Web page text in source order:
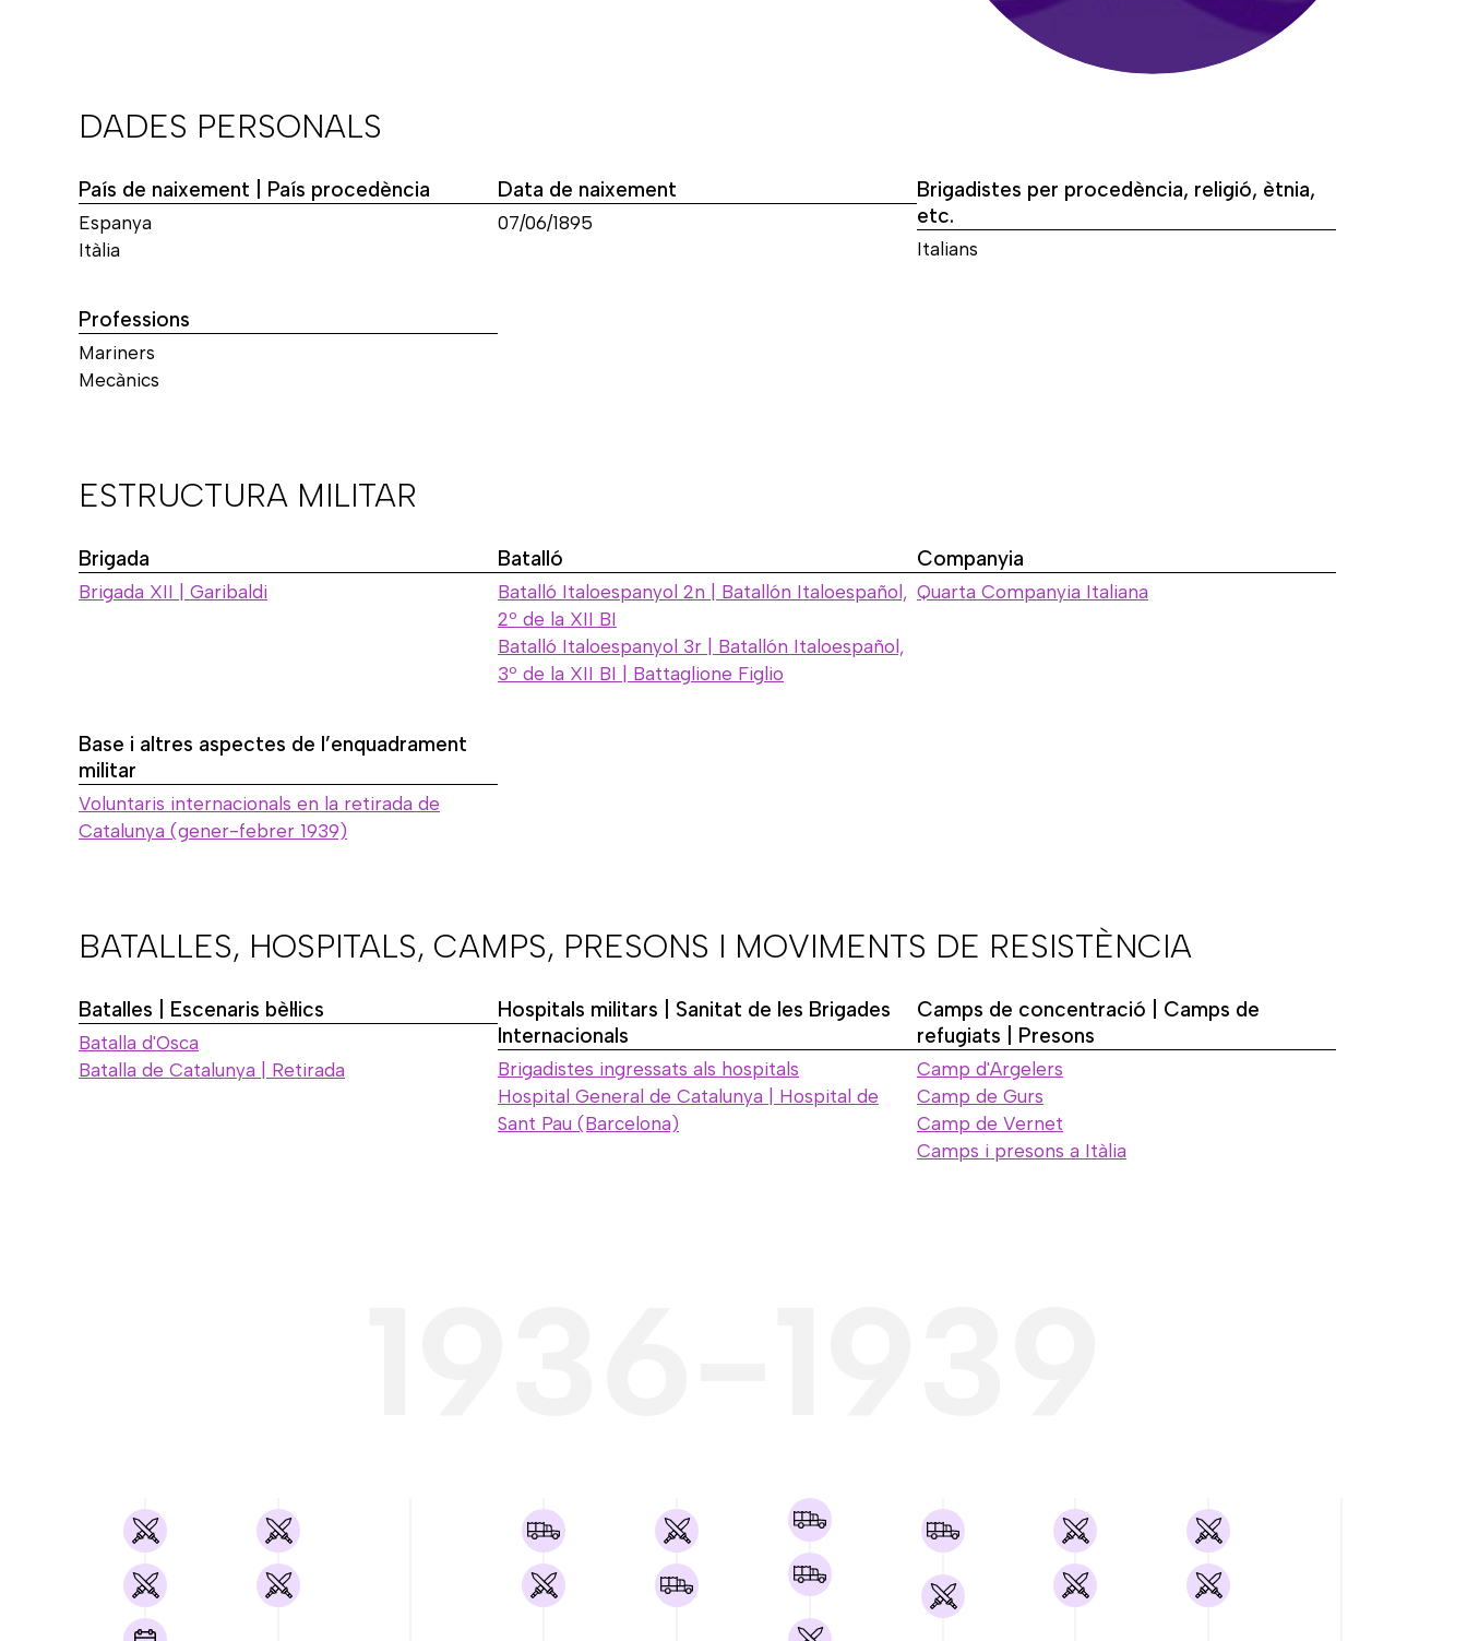
DADES PERSONALS
País de naixement | País procedència
Espanya
Itàlia
Data de naixement
07/06/1895
Brigadistes per procedència, religió, ètnia,
etc.
Italians
Professions
Mariners
Mecànics
ESTRUCTURA MILITAR
Brigada
Brigada XII | Garibaldi
Batalló
Batalló Italoespanyol 2n | Batallón Italoespañol,
2º de la XII BI
Batalló Italoespanyol 3r | Batallón Italoespañol,
3º de la XII BI | Battaglione Figlio
Companyia
Quarta Companyia Italiana
Base i altres aspectes de l’enquadrament
militar
Voluntaris internacionals en la retirada de
Catalunya (gener-febrer 1939)
BATALLES, HOSPITALS, CAMPS, PRESONS I MOVIMENTS DE RESISTÈNCIA
Batalles | Escenaris bèl·lics
Batalla d'Osca
Batalla de Catalunya | Retirada
Hospitals militars | Sanitat de les Brigades
Internacionals
Brigadistes ingressats als hospitals
Hospital General de Catalunya | Hospital de
Sant Pau (Barcelona)
Camps de concentració | Camps de
refugiats | Presons
Camp d'Argelers
Camp de Gurs
Camp de Vernet
Camps i presons a Itàlia